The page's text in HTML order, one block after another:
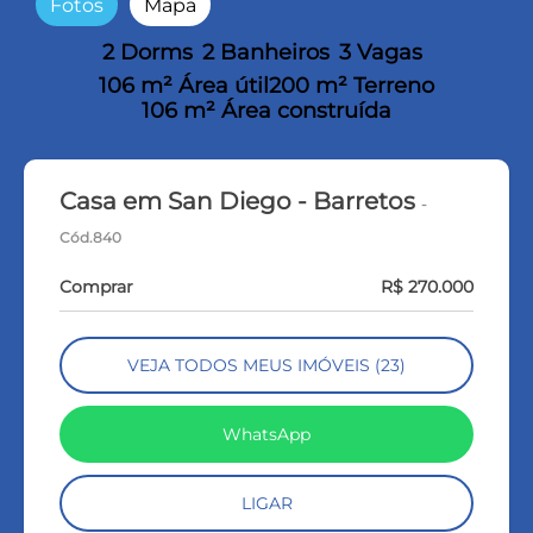
Fotos Mapa
2 Dorms 2 Banheiros 3 Vagas
106 m² Área útil 200 m² Terreno
106 m² Área construída
Casa em San Diego - Barretos-
Cód.840
Comprar R$ 270.000
VEJA TODOS MEUS IMÓVEIS (23)
WhatsApp
LIGAR